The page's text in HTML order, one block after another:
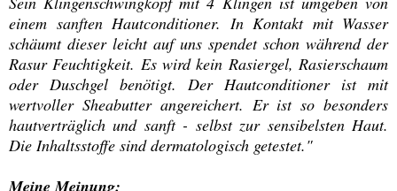
einem sanften Hautconditioner. In Kontakt mit Wasser
schäumt dieser leicht auf uns spendet schon während der
Rasur Feuchtigkeit. Es wird kein Rasiergel, Rasierschaum
oder Duschgel benötigt. Der Hautconditioner ist mit
wertvoller Sheabutter angereichert. Er ist so besonders
hautverträglich und sanft - selbst zur sensibelsten Haut.
Die Inhaltsstoffe sind dermatologisch getestet."
Meine Meinung: